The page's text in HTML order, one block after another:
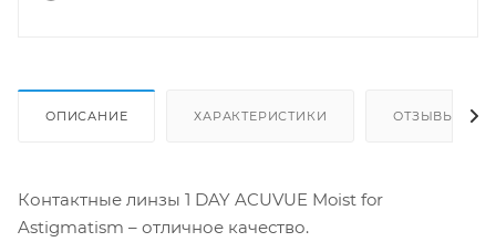
ОПИСАНИЕ ХАРАКТЕРИСТИКИ ОТЗЫВЫ
Контактные линзы 1 DAY ACUVUE Moist for
Astigmatism – отличное качество.